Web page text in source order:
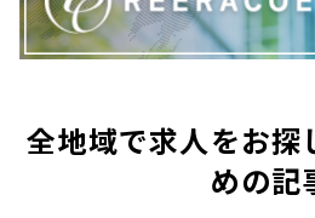
全地域で求人をお探
めの記